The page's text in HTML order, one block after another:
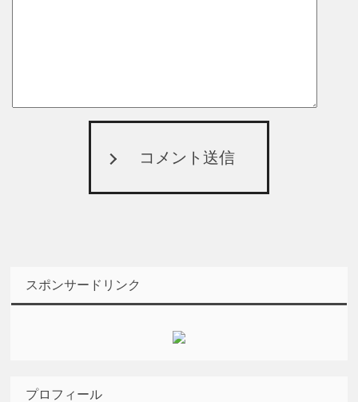
コメント送信
スポンサードリンク
プロフィール